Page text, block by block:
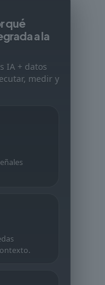
qué
a la
IA + datos
medir y